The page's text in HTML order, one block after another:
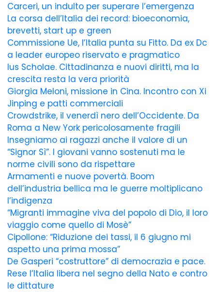
Carceri, un indulto per superare l’emergenza
La corsa dell’Italia dei record: bioeconomia,
brevetti, start up e green
Commissione Ue, l’Italia punta su Fitto. Da ex Dc
a leader europeo riservato e pragmatico
Ius Scholae. Cittadinanza e nuovi diritti, ma la
crescita resta la vera priorità
Giorgia Meloni, missione in Cina. Incontro con Xi
Jinping e patti commerciali
Crowdstrike, il venerdì nero dell’Occidente. Da
Roma a New York pericolosamente fragili
Insegniamo ai ragazzi anche il valore di un
“Signor Sì”. I giovani vanno sostenuti ma le
norme civili sono da rispettare
Armamenti e nuove povertà. Boom
dell’industria bellica ma le guerre moltiplicano
l’indigenza
“Migranti immagine viva del popolo di Dio, il loro
viaggio come quello di Mosè”
Cipollone: “Riduzione dei tassi, il 6 giugno mi
aspetto una prima mossa”
De Gasperi “costruttore” di democrazia e pace.
Rese l’Italia libera nel segno della Nato e contro
le dittature